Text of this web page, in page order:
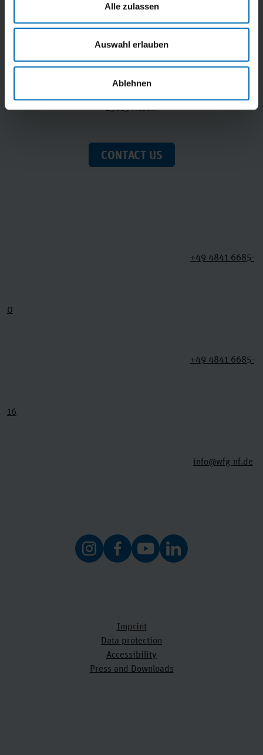
Alle zulassen
Auswahl erlauben
Ablehnen
Wirtschaftsförderungsgesellschaft
Nordfriesland mbH
25813 Husum
CONTACT US
+49 4841 6685-
0
+49 4841 6685-
16
info@wfg-nf.de
Imprint
Data protection
Accessibility
Press and Downloads